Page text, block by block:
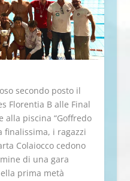
secondo posto il
Florentia B alle Final
alla piscina “Goffredo
finalissima, i ragazzi
Colaiocco cedono
di una gara
prima metà